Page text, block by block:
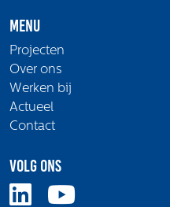
Menu
Projecten
Over ons
Werken bij
Actueel
Contact
Volg ons